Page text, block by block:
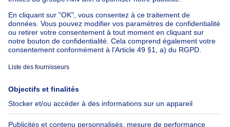
Maison à louer avec 3 chambres
Appartement à louer avec 3 chambres Bruxelles-ville
À propos
Immoweb
Presse
Emplois
Groupe Axel Springer
Outils
Belfius
Assurances